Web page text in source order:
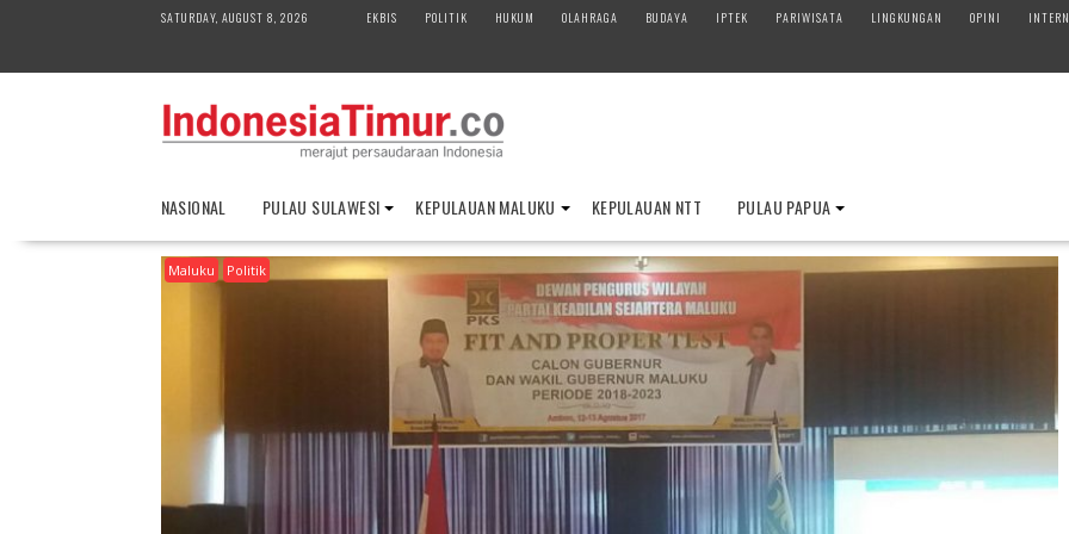
SATURDAY, AUGUST 8, 2026 EKBIS POLITIK HUKUM OLAHRAGA BUDAYA IPTEK PARIWISATA LINGKUNGAN OPINI
NASIONAL PULAU SULAWESI KEPULAUAN MALUKU KEPULAUAN NTT PULAU PAPUA
Maluku Politik